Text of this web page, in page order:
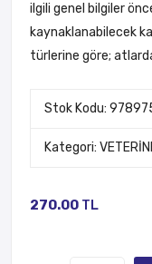
ilgili genel bilgiler
kaynaklanabilecek
türlerine göre;
Stok Kodu:
Kategori:
270.00 TL